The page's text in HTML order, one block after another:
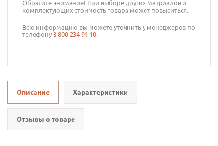
Обратите внимание! При выборе других матриалов и
комплектующих стоимость товара может повыситься.
Всю информацию вы можете уточнить у менеджеров по
телефону8 800 234 91 10.
Описание Характеристики
Отзывы о товаре